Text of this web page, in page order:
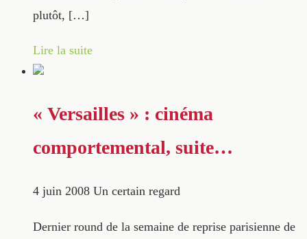
plutôt, […]
Lire la suite
« Versailles » : cinéma
comportemental, suite…
4 juin 2008 Un certain regard
Dernier round de la semaine de reprise parisienne de